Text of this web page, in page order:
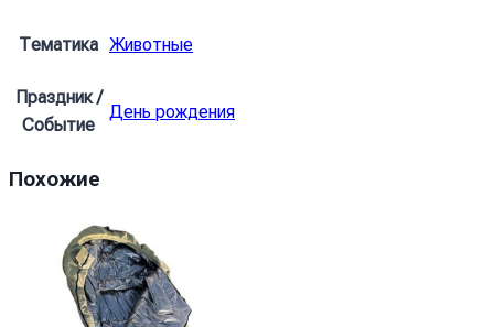
Тематика Животные
Праздник /
Событие
День рождения
Похожие